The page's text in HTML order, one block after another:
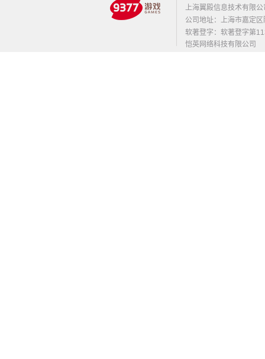
上海翼殿信息技术有限
公司地址：上海市嘉定
软著登字：软著登字第
恺英网络科技有限公司